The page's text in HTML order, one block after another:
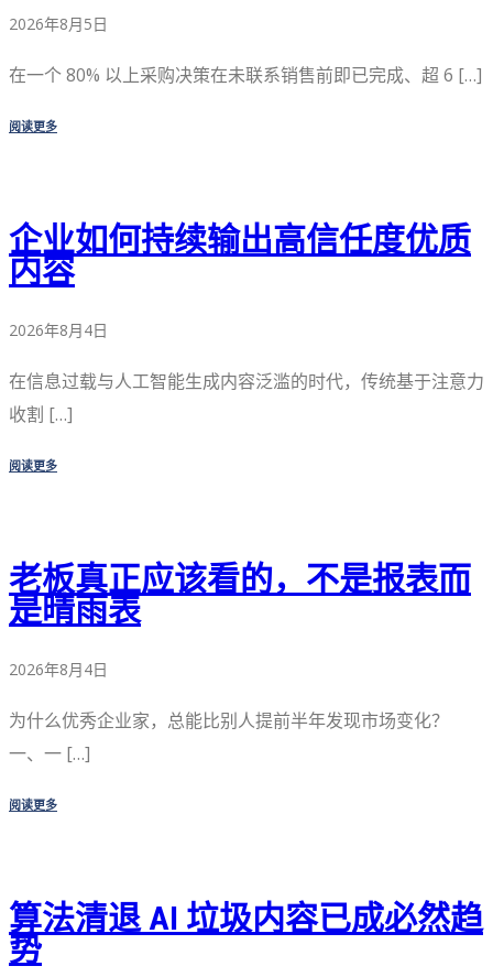
2026年8月5日
在一个 80% 以上采购决策在未联系销售前即已完成、超 6 […]
阅读更多
企业如何持续输出高信任度优质
内容
2026年8月4日
在信息过载与人工智能生成内容泛滥的时代，传统基于注意力
收割 […]
阅读更多
老板真正应该看的，不是报表而
是晴雨表
2026年8月4日
为什么优秀企业家，总能比别人提前半年发现市场变化？
一、一 […]
阅读更多
算法清退 AI 垃圾内容已成必然趋
势